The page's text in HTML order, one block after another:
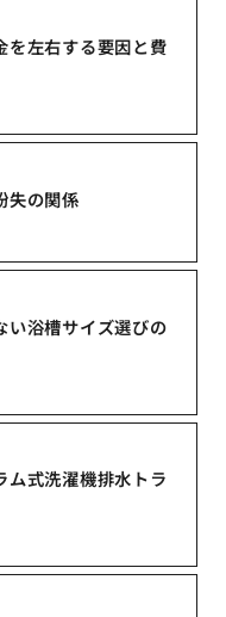
を左右する要因と費
失の関係
い浴槽サイズ選びの
ム式洗濯機排水トラ